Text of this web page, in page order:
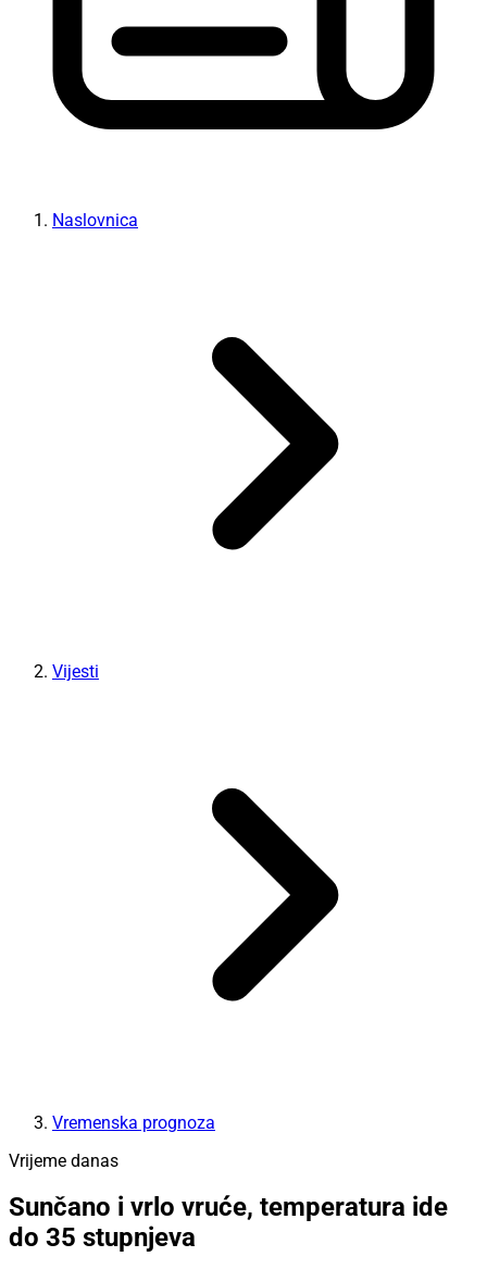
Naslovnica
Vijesti
Vremenska prognoza
Vrijeme danas
Sunčano i vrlo vruće, temperatura ide
do 35 stupnjeva